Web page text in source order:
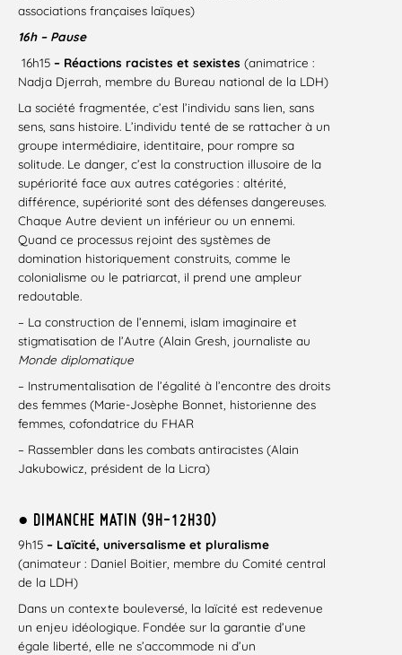
associations françaises laïques)
16h – Pause
16h15 – Réactions racistes et sexistes (animatrice :
Nadja Djerrah, membre du Bureau national de la LDH)
La société fragmentée, c’est l’individu sans lien, sans
sens, sans histoire. L’individu tenté de se rattacher à un
groupe intermédiaire, identitaire, pour rompre sa
solitude. Le danger, c’est la construction illusoire de la
supériorité face aux autres catégories : altérité,
différence, supériorité sont des défenses dangereuses.
Chaque Autre devient un inférieur ou un ennemi.
Quand ce processus rejoint des systèmes de
domination historiquement construits, comme le
colonialisme ou le patriarcat, il prend une ampleur
redoutable.
– La construction de l’ennemi, islam imaginaire et
stigmatisation de l’Autre (Alain Gresh, journaliste au
Monde diplomatique
– Instrumentalisation de l’égalité à l’encontre des droits
des femmes (Marie-Josèphe Bonnet, historienne des
femmes, cofondatrice du FHAR
– Rassembler dans les combats antiracistes (Alain
Jakubowicz, président de la Licra)
● DIMANCHE MATIN (9H-12H30)
9h15 – Laïcité, universalisme et pluralisme
(animateur : Daniel Boitier, membre du Comité central
de la LDH)
Dans un contexte bouleversé, la laïcité est redevenue
un enjeu idéologique. Fondée sur la garantie d’une
égale liberté, elle ne s’accommode ni d’un